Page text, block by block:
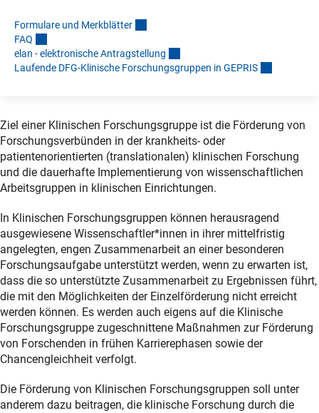
Formulare und Merkblätter
FAQ
elan - elektronische Antragstellung
Laufende DFG-Klinische Forschungsgruppen in GEPRIS
Ziel einer Klinischen Forschungsgruppe ist die Förderung von
Forschungsverbünden in der krankheits- oder
patientenorientierten (translationalen) klinischen Forschung
und die dauerhafte Implementierung von wissenschaftlichen
Arbeitsgruppen in klinischen Einrichtungen.
In Klinischen Forschungsgruppen können herausragend
ausgewiesene Wissenschaftler*innen in ihrer mittelfristig
angelegten, engen Zusammenarbeit an einer besonderen
Forschungsaufgabe unterstützt werden, wenn zu erwarten ist,
dass die so unterstützte Zusammenarbeit zu Ergebnissen führt,
die mit den Möglichkeiten der Einzelförderung nicht erreicht
werden können. Es werden auch eigens auf die Klinische
Forschungsgruppe zugeschnittene Maßnahmen zur Förderung
von Forschenden in frühen Karrierephasen sowie der
Chancengleichheit verfolgt.
Die Förderung von Klinischen Forschungsgruppen soll unter
anderem dazu beitragen, die klinische Forschung durch die